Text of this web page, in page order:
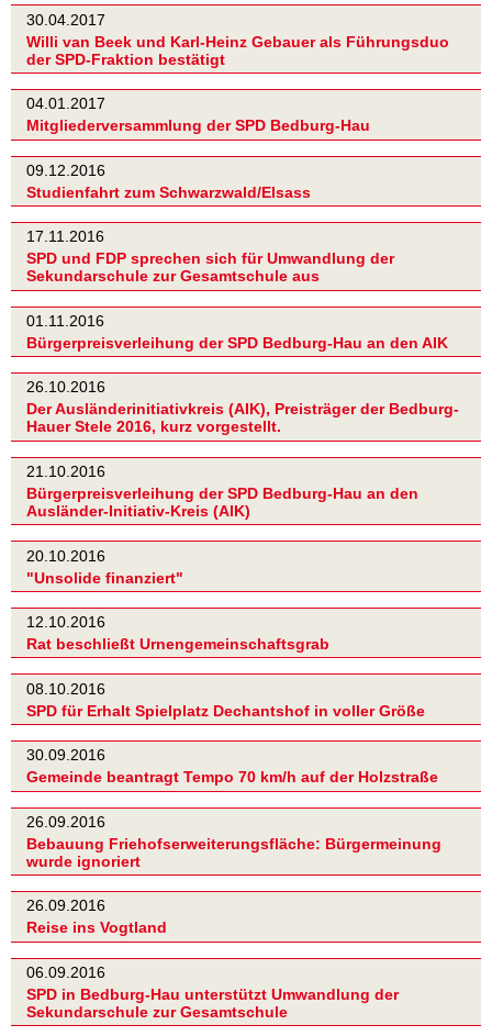
30.04.2017
Willi van Beek und Karl-Heinz Gebauer als Führungsduo
der SPD-Fraktion bestätigt
04.01.2017
Mitgliederversammlung der SPD Bedburg-Hau
09.12.2016
Studienfahrt zum Schwarzwald/Elsass
17.11.2016
SPD und FDP sprechen sich für Umwandlung der
Sekundarschule zur Gesamtschule aus
01.11.2016
Bürgerpreisverleihung der SPD Bedburg-Hau an den AIK
26.10.2016
Der Ausländerinitiativkreis (AIK), Preisträger der Bedburg-
Hauer Stele 2016, kurz vorgestellt.
21.10.2016
Bürgerpreisverleihung der SPD Bedburg-Hau an den
Ausländer-Initiativ-Kreis (AIK)
20.10.2016
"Unsolide finanziert"
12.10.2016
Rat beschließt Urnengemeinschaftsgrab
08.10.2016
SPD für Erhalt Spielplatz Dechantshof in voller Größe
30.09.2016
Gemeinde beantragt Tempo 70 km/h auf der Holzstraße
26.09.2016
Bebauung Friehofserweiterungsfläche: Bürgermeinung
wurde ignoriert
26.09.2016
Reise ins Vogtland
06.09.2016
SPD in Bedburg-Hau unterstützt Umwandlung der
Sekundarschule zur Gesamtschule